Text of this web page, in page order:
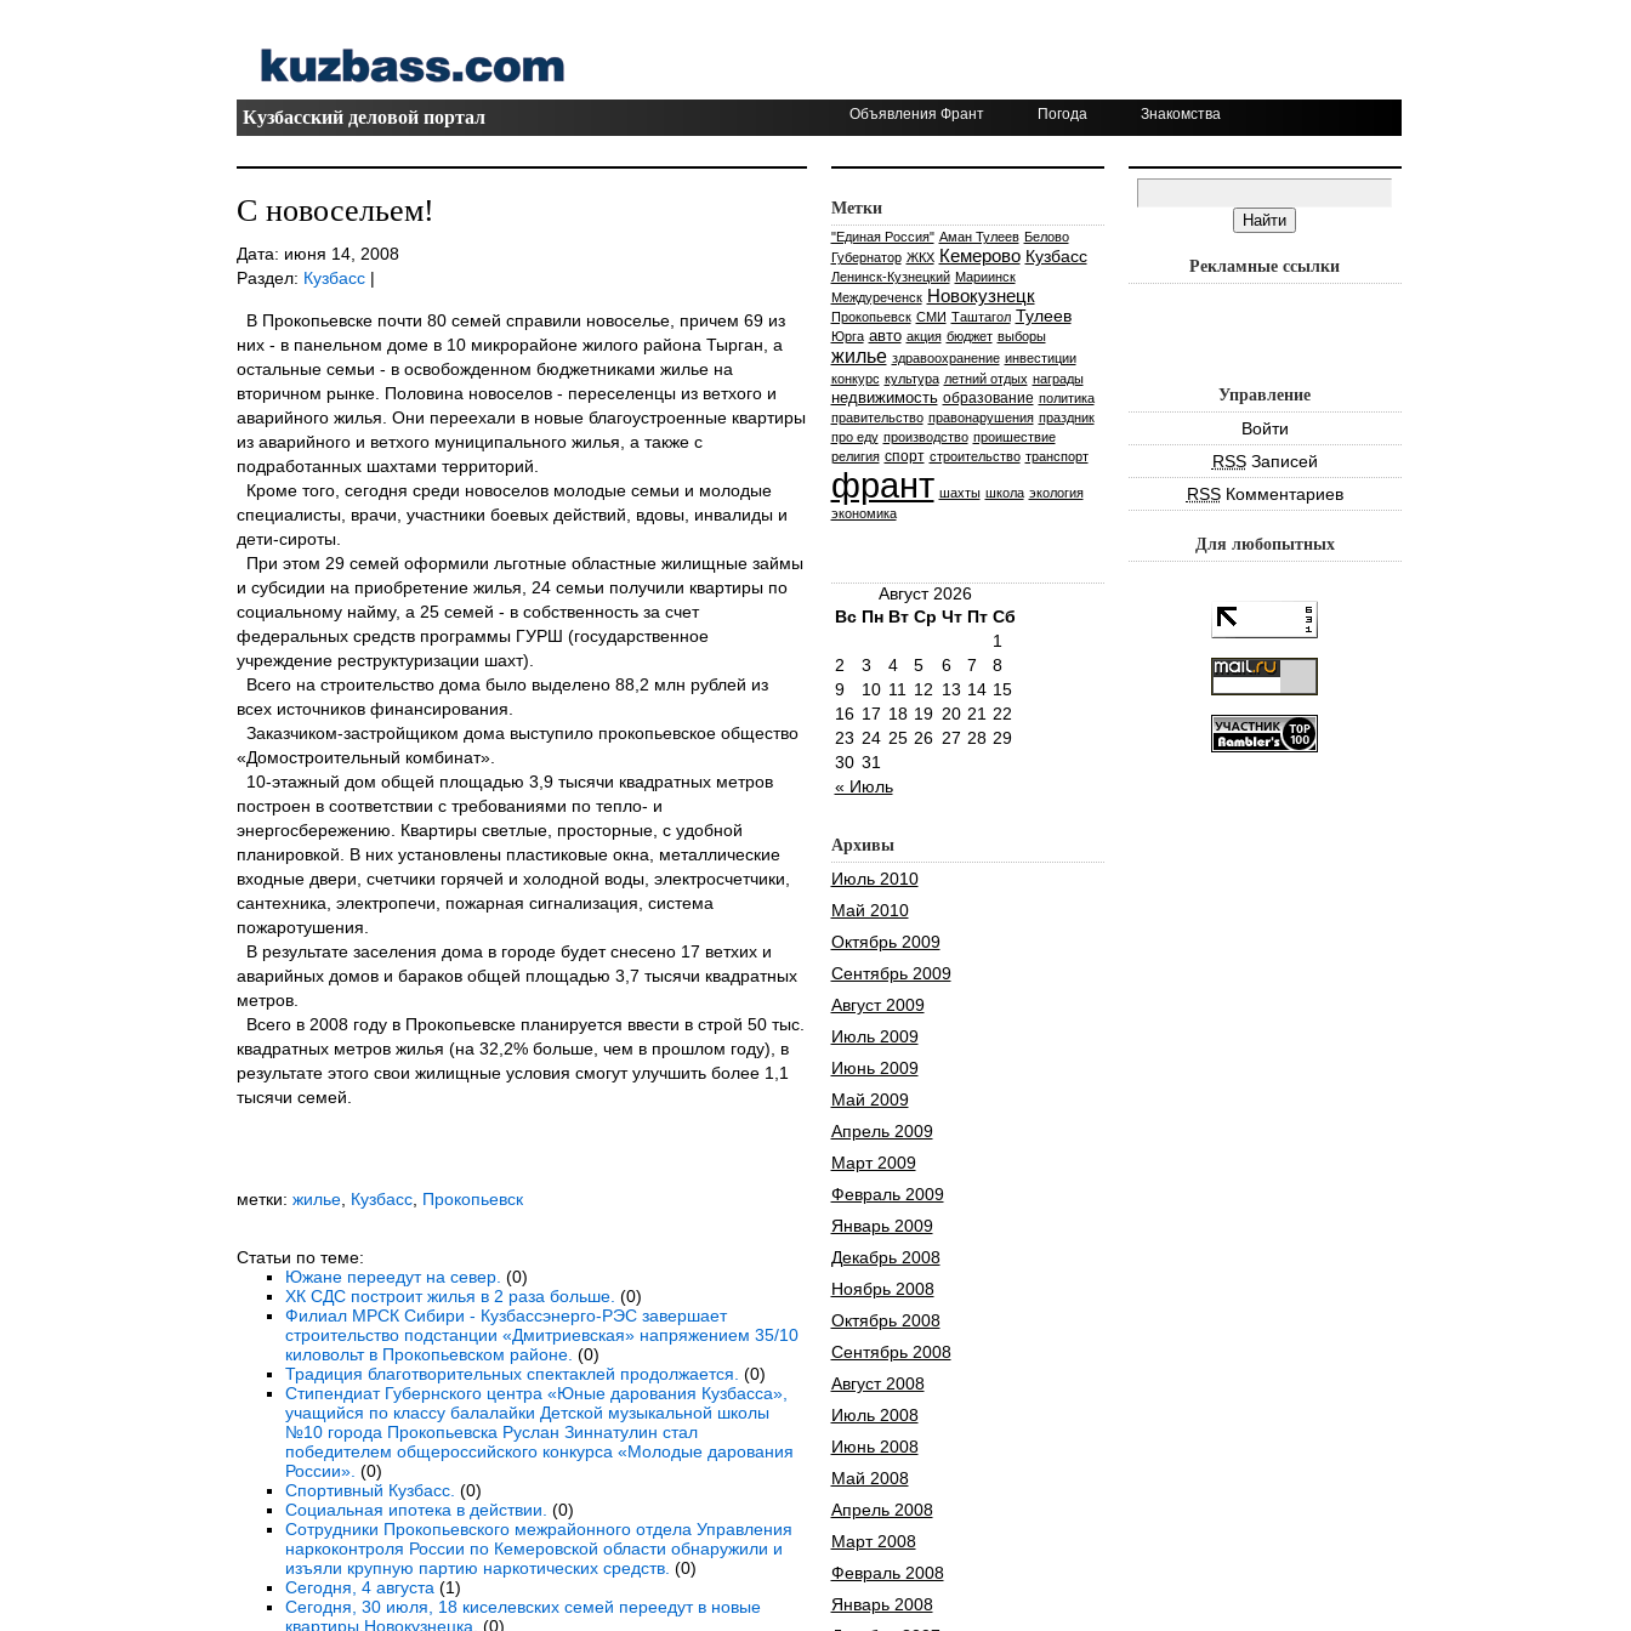
Кузбасский деловой портал Объявления Франт Погода Знакомства
С новосельем!
Дата: июня 14, 2008
Раздел: Кузбасс|
В Прокопьевске почти 80 семей справили новоселье, причем 69 из
них - в панельном доме в 10 микрорайоне жилого района Тырган, а
остальные семьи - в освобожденном бюджетниками жилье на
вторичном рынке. Половина новоселов - переселенцы из ветхого и
аварийного жилья. Они переехали в новые благоустроенные квартиры
из аварийного и ветхого муниципального жилья, а также с
подработанных шахтами территорий.
Кроме того, сегодня среди новоселов молодые семьи и молодые
специалисты, врачи, участники боевых действий, вдовы, инвалиды и
дети-сироты.
При этом 29 семей оформили льготные областные жилищные займы
и субсидии на приобретение жилья, 24 семьи получили квартиры по
социальному найму, а 25 семей - в собственность за счет
федеральных средств программы ГУРШ (государственное
учреждение реструктуризации шахт).
Всего на строительство дома было выделено 88,2 млн рублей из
всех источников финансирования.
Заказчиком-застройщиком дома выступило прокопьевское общество
«Домостроительный комбинат».
10-этажный дом общей площадью 3,9 тысячи квадратных метров
построен в соответствии с требованиями по тепло- и
энергосбережению. Квартиры светлые, просторные, с удобной
планировкой. В них установлены пластиковые окна, металлические
входные двери, счетчики горячей и холодной воды, электросчетчики,
сантехника, электропечи, пожарная сигнализация, система
пожаротушения.
В результате заселения дома в городе будет снесено 17 ветхих и
аварийных домов и бараков общей площадью 3,7 тысячи квадратных
метров.
Всего в 2008 году в Прокопьевске планируется ввести в строй 50 тыс.
квадратных метров жилья (на 32,2% больше, чем в прошлом году), в
результате этого свои жилищные условия смогут улучшить более 1,1
тысячи семей.
метки: жилье, Кузбасс, Прокопьевск
Статьи по теме:
Южане переедут на север. (0)
ХК СДС построит жилья в 2 раза больше. (0)
Филиал МРСК Сибири - Кузбассэнерго-РЭС завершает
строительство подстанции «Дмитриевская» напряжением 35/10
киловольт в Прокопьевском районе. (0)
Традиция благотворительных спектаклей продолжается. (0)
Стипендиат Губернского центра «Юные дарования Кузбасса»,
учащийся по классу балалайки Детской музыкальной школы
№10 города Прокопьевска Руслан Зиннатулин стал
победителем общероссийского конкурса «Молодые дарования
России». (0)
Спортивный Кузбасс. (0)
Социальная ипотека в действии. (0)
Сотрудники Прокопьевского межрайонного отдела Управления
наркоконтроля России по Кемеровской области обнаружили и
изъяли крупную партию наркотических средств. (0)
Сегодня, 4 августа (1)
Сегодня, 30 июля, 18 киселевских семей переедут в новые
квартиры Новокузнецка. (0)
Метки
"Единая Россия" Аман Тулеев Белово
Губернатор ЖКХ Кемерово Кузбасс
Ленинск-Кузнецкий Мариинск
Междуреченск Новокузнецк
Прокопьевск СМИ Таштагол Тулеев
Юрга авто акция бюджет выборы
жилье здравоохранение инвестиции
конкурс культура летний отдых награды
недвижимость образование политика
правительство правонарушения праздник
про еду производство проишествие
религия спорт строительство транспорт
франт шахты школа экология
экономика
Август 2026
Вс Пн Вт Ср Чт Пт Сб
« Июль
1
2
3 4 5 6 7
8
9
10 11 12 13 14 15
16 17 18 19 20 21 22
23 24 25 26 27 28 29
30 31
Архивы
Июль 2010
Май 2010
Октябрь 2009
Сентябрь 2009
Август 2009
Июль 2009
Июнь 2009
Май 2009
Апрель 2009
Март 2009
Февраль 2009
Январь 2009
Декабрь 2008
Ноябрь 2008
Октябрь 2008
Сентябрь 2008
Август 2008
Июль 2008
Июнь 2008
Май 2008
Апрель 2008
Март 2008
Февраль 2008
Январь 2008
Рекламные ссылки
Управление
Войти
RSSЗаписей
RSSКомментариев
Для любопытных